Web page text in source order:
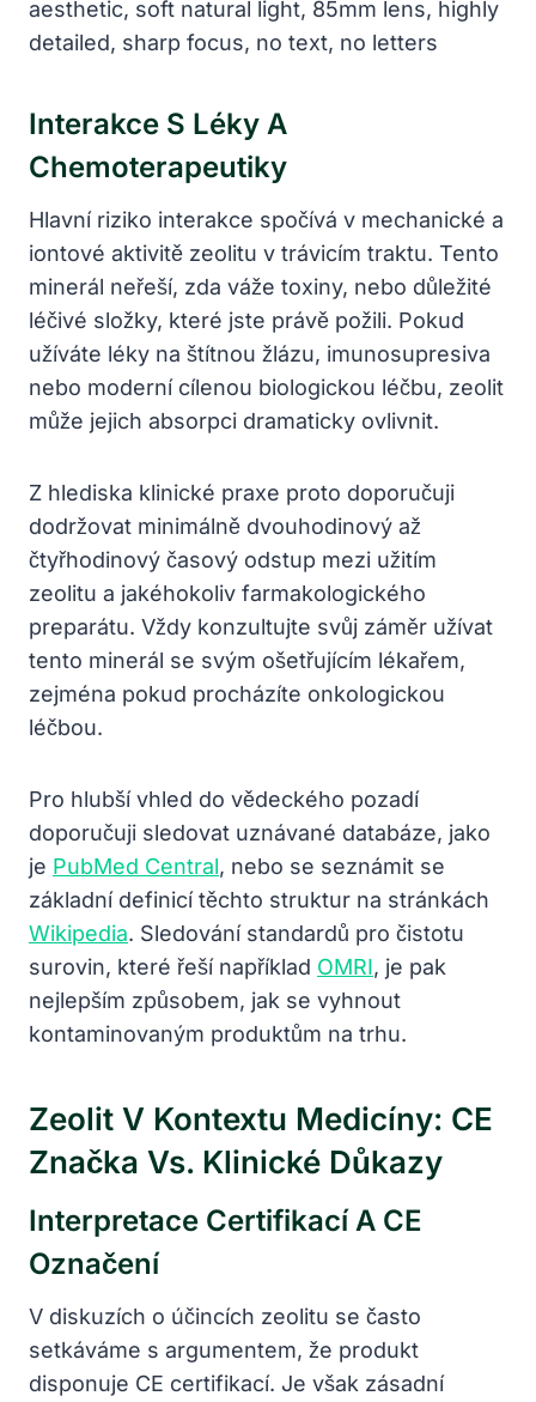
Interakce S Léky A
Chemoterapeutiky
Hlavní riziko interakce spočívá v mechanické a
iontové aktivitě zeolitu v trávicím traktu. Tento
minerál neřeší, zda váže toxiny, nebo důležité
léčivé složky, které jste právě požili. Pokud
užíváte léky na štítnou žlázu, imunosupresiva
nebo moderní cílenou biologickou léčbu, zeolit
může jejich absorpci dramaticky ovlivnit.
Z hlediska klinické praxe proto doporučuji
dodržovat minimálně dvouhodinový až
čtyřhodinový časový odstup mezi užitím
zeolitu a jakéhokoliv farmakologického
preparátu. Vždy konzultujte svůj záměr užívat
tento minerál se svým ošetřujícím lékařem,
zejména pokud procházíte onkologickou
léčbou.
Pro hlubší vhled do vědeckého pozadí
doporučuji sledovat uznávané databáze, jako
je PubMed Central, nebo se seznámit se
základní definicí těchto struktur na stránkách
Wikipedia. Sledování standardů pro čistotu
surovin, které řeší například OMRI, je pak
nejlepším způsobem, jak se vyhnout
kontaminovaným produktům na trhu.
Zeolit V Kontextu Medicíny: CE
Značka Vs. Klinické Důkazy
Interpretace Certifikací A CE
Označení
V diskuzích o účincích zeolitu se často
setkáváme s argumentem, že produkt
disponuje CE certifikací. Je však zásadní